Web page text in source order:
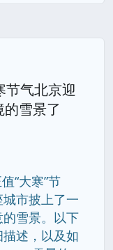
节气北京迎
雪景了
“大寒”节
市披上了一
雪景。以下
述，以及如